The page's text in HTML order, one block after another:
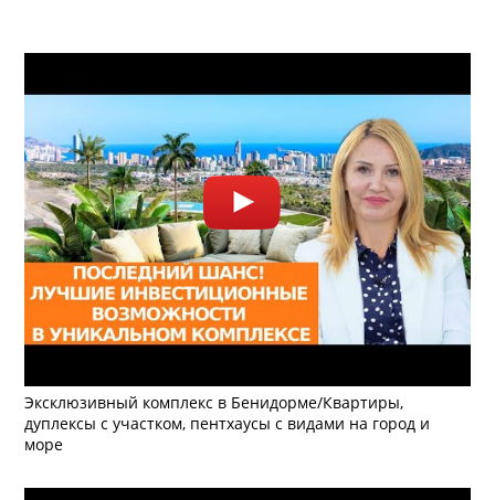
Эксклюзивный комплекс в Бенидорме/Квартиры,
дуплексы с участком, пентхаусы с видами на город и
море